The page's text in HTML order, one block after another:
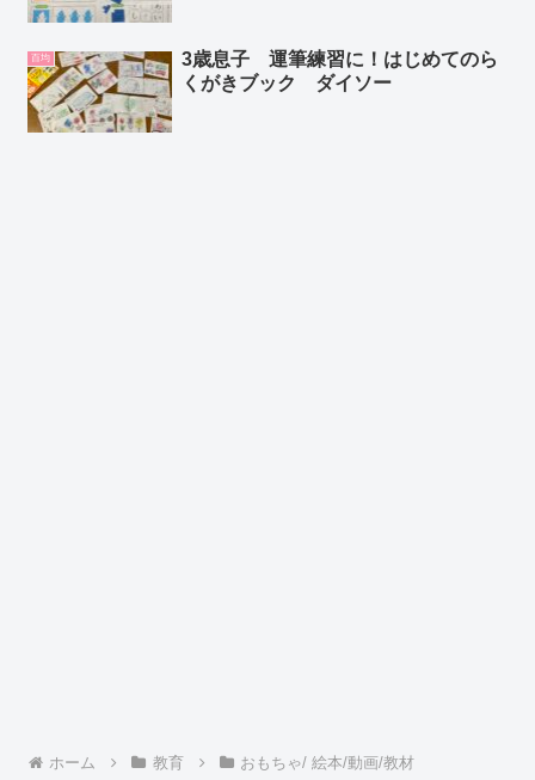
百均
3歳息子 運筆練習に！はじめてのら
くがきブック ダイソー
ホーム 教育 おもちゃ/ 絵本/動画/教材